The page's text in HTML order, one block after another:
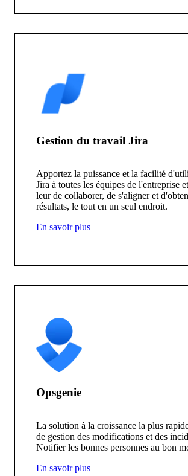
Gestion du travail Jira
Apportez la puissance et la facilité
Jira à toutes les équipes de l'entreprise
leur de collaborer, de s'aligner et
résultats, le tout en un seul endroit.
En savoir plus
Opsgenie
La solution à la croissance la plus
de gestion des modifications et des
Notifier les bonnes personnes au bon
En savoir plus